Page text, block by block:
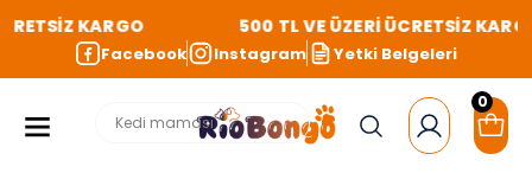
KARGO 500 TL VE ÜZERİ ÜCRETSİZ KARGO
Facebook Instagram Yetki Belgeleri
0